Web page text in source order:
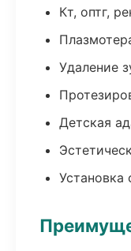
Кт, оптг,
Удаление
Детская
Установка